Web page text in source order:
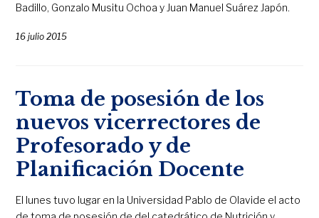
Badillo, Gonzalo Musitu Ochoa y Juan Manuel Suárez Japón.
16 julio 2015
Toma de posesión de los
nuevos vicerrectores de
Profesorado y de
Planificación Docente
El lunes tuvo lugar en la Universidad Pablo de Olavide el acto